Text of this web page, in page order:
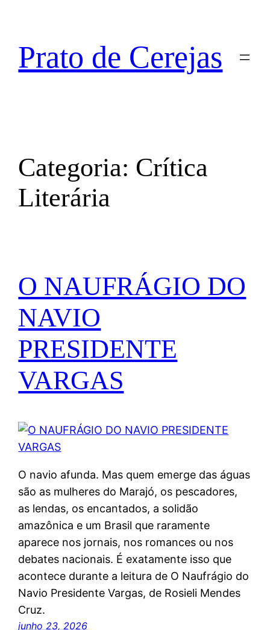
Prato de Cerejas
Categoria: Crítica
Literária
O NAUFRÁGIO DO
NAVIO
PRESIDENTE
VARGAS
O navio afunda. Mas quem emerge das águas
são as mulheres do Marajó, os pescadores,
as lendas, os encantados, a solidão
amazônica e um Brasil que raramente
aparece nos jornais, nos romances ou nos
debates nacionais. É exatamente isso que
acontece durante a leitura de O Naufrágio do
Navio Presidente Vargas, de Rosieli Mendes
Cruz.
junho 23, 2026